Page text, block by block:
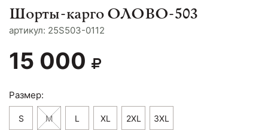
Шорты-карго ОЛОВО-503
aртикул: 25S503-0112
15 000
Размер:
S M L XL 2XL 3XL